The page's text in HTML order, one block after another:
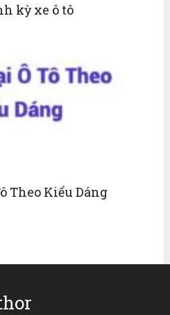
kỳ xe ô tô
Theo Kiểu Dáng